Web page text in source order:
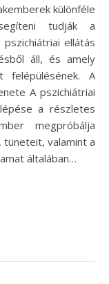
különféle
tudják a
ellátás
áll, és amely
A
A pszichiátriai
a részletes
megpróbálja
valamint a
általában…